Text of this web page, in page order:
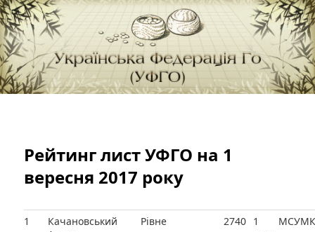
Українська Федерація Го (УФГО)
федерація Го (Бадук, Вейці) в Україні
Рейтинг лист УФГО на 1
вересня 2017 року
1
Качановський
Рівне 2740 1